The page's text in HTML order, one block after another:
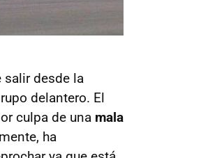
salir desde la
delantero. El
culpa de una mala
ha